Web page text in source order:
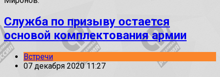
Служба по призыву остается
основой комплектования армии
Встречи
07 декабря 2020 11:27